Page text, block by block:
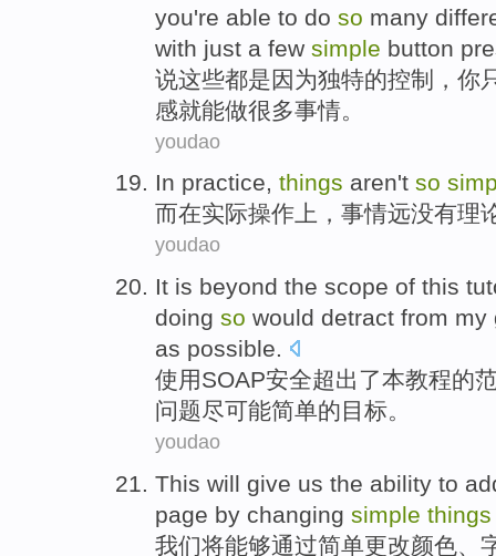
you're able to do so many
with just a few simple button
说这些都是因为独特的控制 ， 你
感就能做很多事情。
youdao
In practice, things aren't so
而在实际操作上 ， 事情远没有理
youdao
It is beyond the scope of this
doing so would detract from my
as possible.
使用SOAP安全超出了本教程的
问题尽可能简单的目标。
youdao
This will give us the ability to
page by changing simple things
我们将能够通过简单更改颜色、